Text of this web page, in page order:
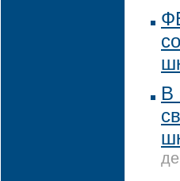
В